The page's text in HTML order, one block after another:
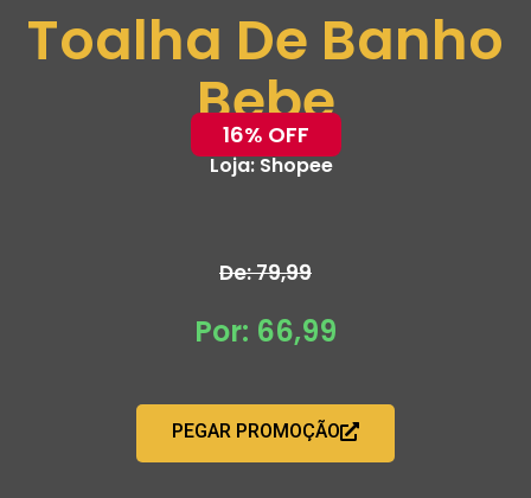
Toalha De Banho
Bebe
16% OFF
Loja:Shopee
De: 79,99
Por: 66,99
PEGAR PROMOÇÃO